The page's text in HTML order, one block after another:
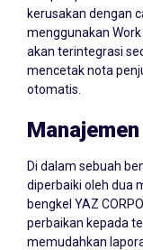
kerusakan dengan
menggunakan
akan terintegrasi
mencetak nota
otomatis.
Di dalam sebuah
diperbaiki oleh dua
bengkel YAZ
perbaikan kepada
memudahkan